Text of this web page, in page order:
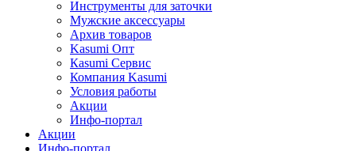
Инструменты для заточки
Мужские аксессуары
Архив товаров
Kasumi Опт
Кasumi Сервис
Компания Kasumi
Условия работы
Акции
Инфо-портал
Акции
Инфо-портал